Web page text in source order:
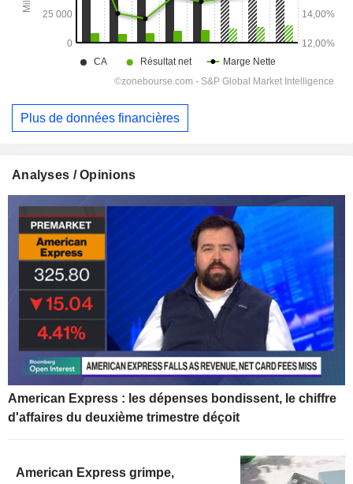
Plus de données financières
Analyses / Opinions
American Express : les dépenses bondissent, le chiffre
d'affaires du deuxième trimestre déçoit
American Express grimpe,